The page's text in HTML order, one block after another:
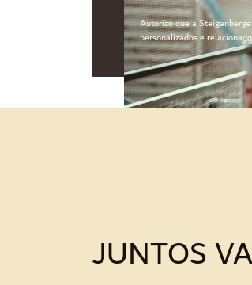
Autorizo que a
personalizados e
JUNTOS